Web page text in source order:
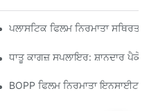
ਦੀ ਰੀੜ੍ਹ ਦੀ ਹੱਡੀ
ਪਲਾਸਟਿਕ ਫਿਲਮ ਨਿਰਮਾਤਾ
ਤੋਂ ਸੂਝ
ਧਾਤੂ ਕਾਗਜ਼ ਸਪਲਾਇਰ: ਸ਼ਾਨਦਾਰ
ਸਪਲਾਇਰ ਦੀ ਚੋਣ ਕਿਉਂ ਮਾਇਨੇ ਰੱਖਦੀ
BOPP ਫਿਲਮ ਨਿਰਮਾਤਾ